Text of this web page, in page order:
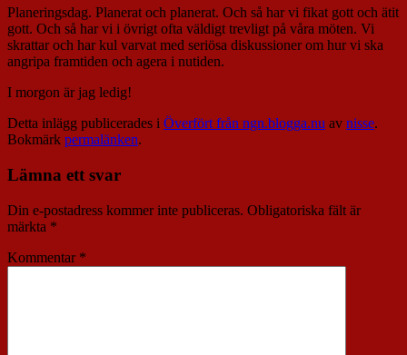
Planeringsdag. Planerat och planerat. Och så har vi fikat gott och ätit
gott. Och så har vi i övrigt ofta väldigt trevligt på våra möten. Vi
skrattar och har kul varvat med seriösa diskussioner om hur vi ska
angripa framtiden och agera i nutiden.
I morgon är jag ledig!
Detta inlägg publicerades i Överfört från ngn.blogga.nu av nisse.
Bokmärk permalänken.
Lämna ett svar
Din e-postadress kommer inte publiceras. Obligatoriska fält är
märkta *
Kommentar *